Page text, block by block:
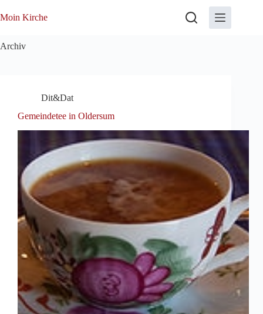
Inhalt
Moin Kirche
Archiv
Dit&Dat
Gemeindetee in Oldersum